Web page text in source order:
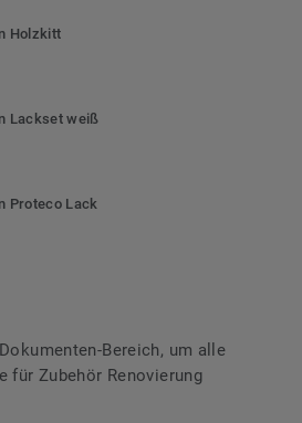
Holzkitt
Lackset weiß
Proteco Lack
Bereich, um alle
für Zubehör Renovierung